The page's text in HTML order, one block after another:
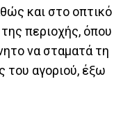
και στο οπτικό
περιοχής, όπου
να σταματά τη
του αγοριού, έξω